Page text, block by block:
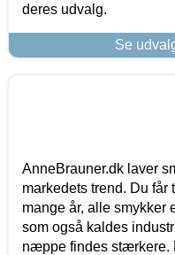
deres udvalg.
Se
AnneBrauner.dk laver
markedets trend. Du
mange år, alle smykker
som også kaldes
næppe findes stærkere.